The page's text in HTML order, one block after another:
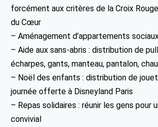
forcément aux critères de la Croix
du Cœur
– Aménagement d’appartements
– Aide aux sans-abris : distribution de
écharpes, gants, manteau, pantalon,
– Noël des enfants : distribution de
journée offerte à Disneyland Paris
– Repas solidaires : réunir les gens pour
convivial